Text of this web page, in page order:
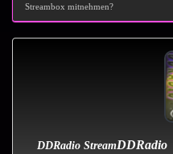
Streambox mitnehmen?
DDRadio StreamDDRadio